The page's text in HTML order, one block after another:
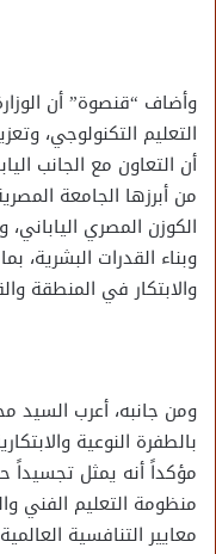
وأضاف “قنصوة” أن
التعليم التكنولوجي،
أن التعاون مع الجانب
من أبرزها الجامعة
الكوزن المصري
وبناء القدرات البشرية،
والابتكار في المنطقة
ومن جانبه، أعرب السيد
بالطفرة النوعية
مؤكداً أنه يمثل تجسيداً
منظومة التعليم الفني
معايير التنافسية